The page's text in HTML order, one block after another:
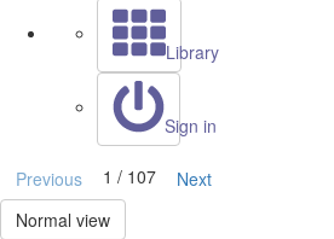
Library
Sign in
Previous 1 / 107
Next
Normal view